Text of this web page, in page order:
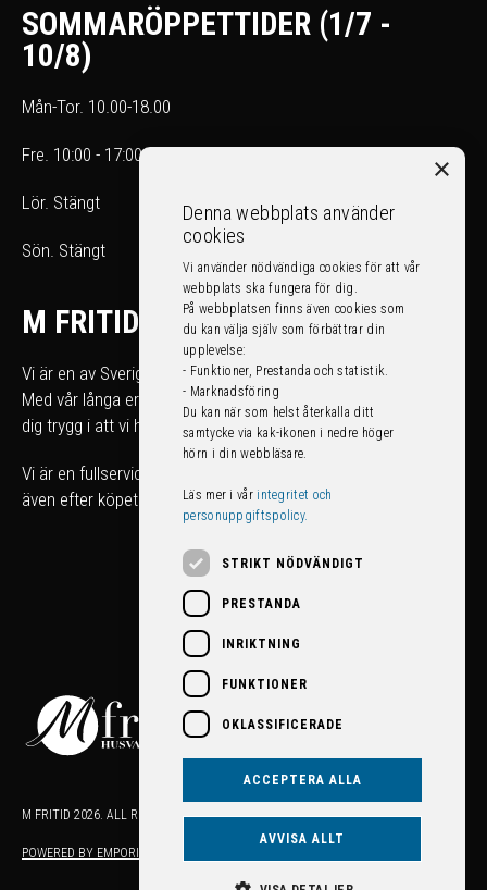
SOMMARÖPPETTIDER (1/7 -
10/8)
Mån-Tor. 10.00-18.00
Fre. 10:00 - 17:00
Lör. Stängt
Sön. Stängt
M FRITID
Vi är en av Sveriges största fritidsfordonshandlare.
Med vår långa erfarenhet kan du som köpare känna
dig trygg i att vi hjälper dig att hitta rätt fordon för just dig.
Vi är en fullserviceanläggning som tar hand om ditt fordon
även efter köpet!
M FRITID 2026. ALL RIGHTS RESERVED.
POWERED BY EMPORI CMS
×
Denna webbplats använder
cookies
Vi använder nödvändiga cookies för att vår
webbplats ska fungera för dig.
På webbplatsen finns även cookies som
du kan välja själv som förbättrar din
upplevelse:
- Funktioner, Prestanda och statistik.
- Marknadsföring
Du kan när som helst återkalla ditt
samtycke via kak-ikonen i nedre höger
hörn i din webbläsare.
Läs mer i vår integritet och
personuppgiftspolicy.
STRIKT NÖDVÄNDIGT
PRESTANDA
INRIKTNING
FUNKTIONER
OKLASSIFICERADE
ACCEPTERA ALLA
AVVISA ALLT